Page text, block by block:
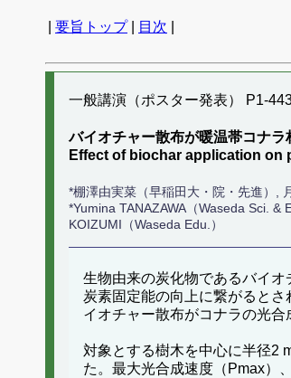
要旨トップ| 目次
一般講演（ポスター発表） P1-
バイオチャー散布が暖温帯コナ
Effect of biochar application
*棚澤由実菜（早稲田大・院・先進）,
*Yumina TANAZAWA（Waseda Sci.
KOIZUMI（Waseda Edu.）
生物由来の炭化物であるバイ
炭素固定能の向上に繋がると
イオチャー散布がコナラの光合
対象とする樹木を中心に半径2
た。最大光合成速度（Pmax）